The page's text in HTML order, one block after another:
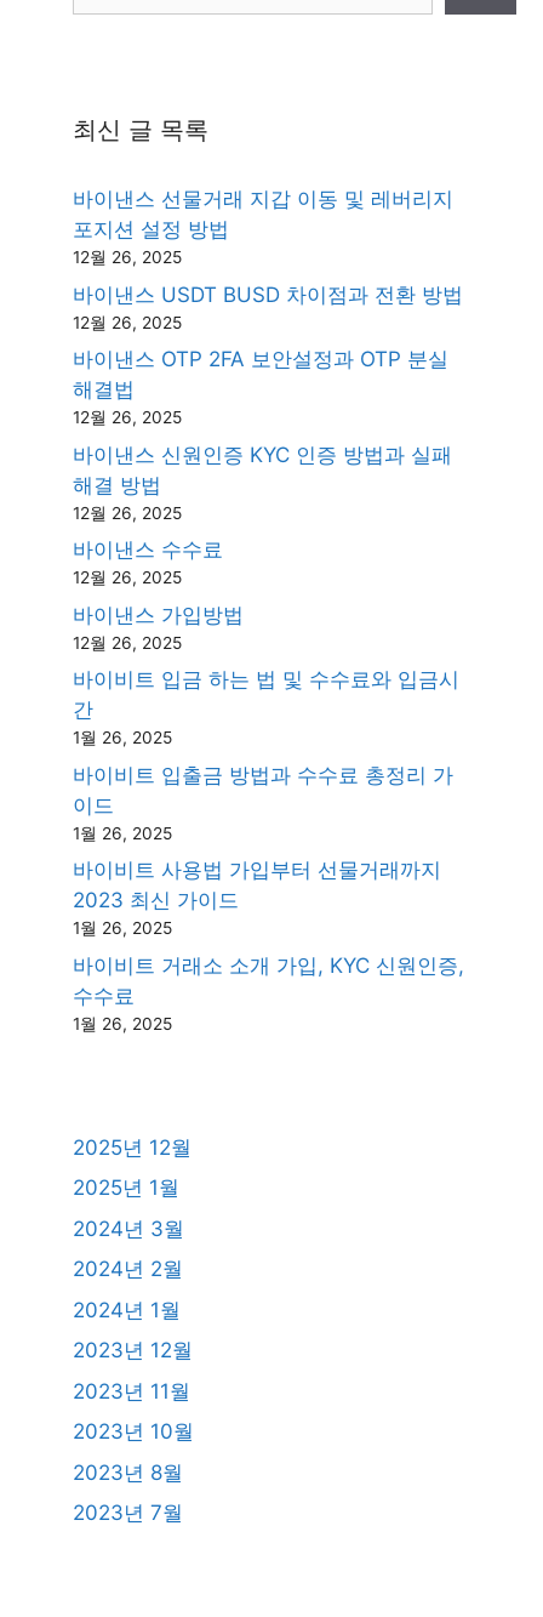
최신 글 목록
바이낸스 선물거래 지갑 이동 및 레버리지
포지션 설정 방법
12월 26, 2025
바이낸스 USDT BUSD 차이점과 전환 방법
12월 26, 2025
바이낸스 OTP 2FA 보안설정과 OTP 분실
해결법
12월 26, 2025
바이낸스 신원인증 KYC 인증 방법과 실패
해결 방법
12월 26, 2025
바이낸스 수수료
12월 26, 2025
바이낸스 가입방법
12월 26, 2025
바이비트 입금 하는 법 및 수수료와 입금시
간
1월 26, 2025
바이비트 입출금 방법과 수수료 총정리 가
이드
1월 26, 2025
바이비트 사용법 가입부터 선물거래까지
2023 최신 가이드
1월 26, 2025
바이비트 거래소 소개 가입, KYC 신원인증,
수수료
1월 26, 2025
2025년 12월
2025년 1월
2024년 3월
2024년 2월
2024년 1월
2023년 12월
2023년 11월
2023년 10월
2023년 8월
2023년 7월